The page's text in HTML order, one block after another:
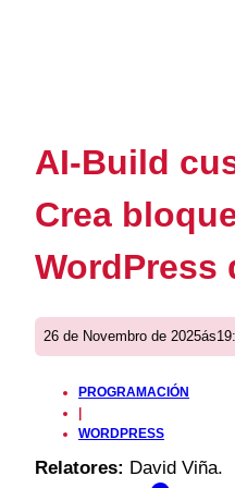
AI-Build
Crea
WordPress
26 de Novembro de 2025ás
PROGRAMACIÓN
|
WORDPRESS
Relatores: David Viña.